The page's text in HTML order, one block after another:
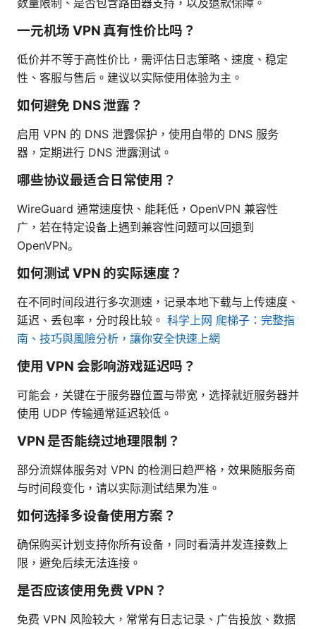
一元机场 VPN 真有性价比吗？
低价并不等于高性价比，需评估日志策略、速度、稳定
性、客服与售后。建议以实际使用体验为主。
如何避免 DNS 泄露？
启用 VPN 的 DNS 泄露保护，使用自带的 DNS 服务
器，定期进行 DNS 泄露测试。
哪些协议最适合日常使用？
WireGuard 通常速度快、能耗低，OpenVPN 兼容性
广，若在特定设备上遇到兼容性问题可以回退到
OpenVPN。
如何测试 VPN 的实际速度？
在不同时间段进行多次测速，记录本地下载与上传速度、
延迟、丢包率，分时段比较。 科学上网 爬梯子：完整指
南、技巧與風險分析，讓你安全快速上網
使用 VPN 会影响游戏延迟吗？
可能会，关键在于服务器位置与带宽，选择就近服务器并
使用 UDP 传输通常延迟较低。
VPN 是否能绕过地理限制？
部分流媒体服务对 VPN 的检测日趋严格，效果随服务商
与时间段变化，请以实际测试结果为准。
如何选择多设备使用方案？
确保购买计划支持你所有设备，同时看清并发连接数上
限，避免后续无法连接。
是否应该使用免费 VPN？
免费 VPN 风险较大，常常有日志记录、广告投放、数据